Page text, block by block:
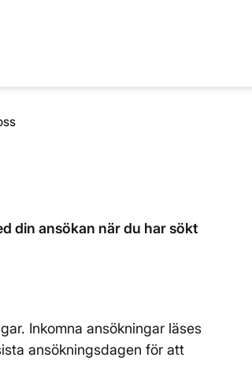
din ansökan när du har sökt
Inkomna ansökningar läses
ansökningsdagen för att